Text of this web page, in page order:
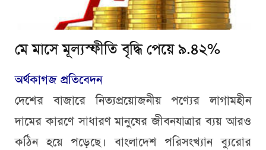
মে মাসে মূল্যস্ফীতি বৃদ্ধি পেয়ে ৯.৪২%
অর্থকাগজ প্রতিবেদন
দেশের বাজারে নিত্যপ্রয়োজনীয় পণ্যের লাগামহীন
দামের কারণে সাধারণ মানুষের জীবনযাত্রার ব্যয় আরও
কঠিন হয়ে পড়েছে। বাংলাদেশ পরিসংখ্যান ব্যুরোর